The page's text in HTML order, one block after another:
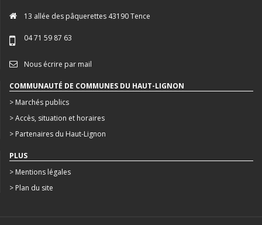
13 allée des pâquerettes 43190 Tence
04 71 59 87 63
Nous écrire par mail
COMMUNAUTÉ DE COMMUNES DU HAUT-LIGNON
> Marchés publics
> Accès, situation et horaires
> Partenaires du Haut-Lignon
PLUS
> Mentions légales
> Plan du site